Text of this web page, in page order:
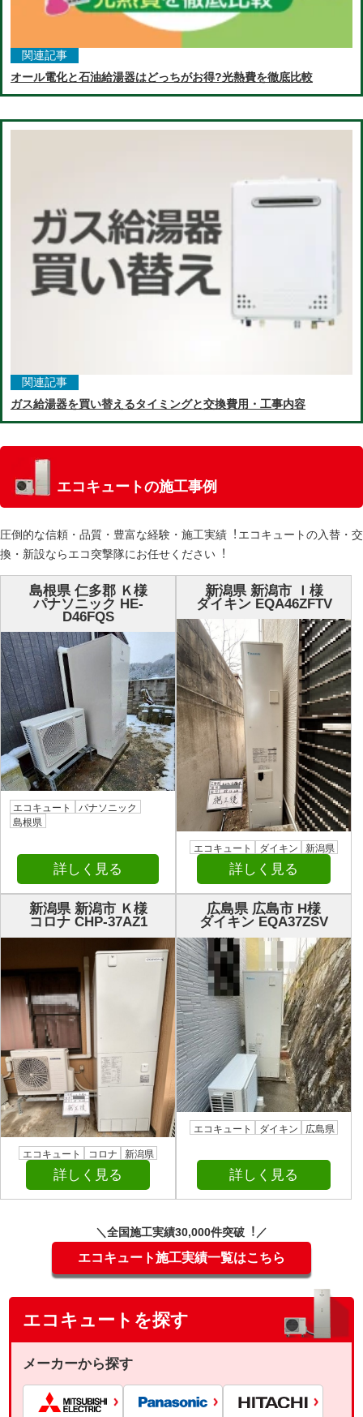
関連記事
オール電化と石油給湯器はどっちがお得?光熱費を徹底比較
関連記事
ガス給湯器を買い替えるタイミングと交換費用・工事内容
エコキュートの施工事例
圧倒的な信頼・品質・豊富な経験・施⼯実績︕エコキュートの⼊替・交
換・新設ならエコ突撃隊にお任せください︕
島根県 仁多郡 Ｋ様
パナソニック HE-
D46FQS
エコキュート
パナソニック
島根県
詳しく見る
新潟県 新潟市 Ｉ様
ダイキン EQA46ZFTV
エコキュート ダイキン 新潟県
詳しく見る
新潟県 新潟市 Ｋ様
コロナ CHP-37AZ1
エコキュート コロナ 新潟県
詳しく見る
広島県 広島市 H様
ダイキン EQA37ZSV
エコキュート ダイキン 広島県
詳しく見る
＼全国施⼯実績30,000件突破︕／
エコキュート施工実績一覧はこちら
エコキュートを探す
メーカーから探す